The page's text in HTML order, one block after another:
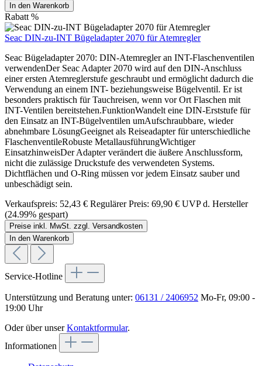
In den Warenkorb
Rabatt %
Seac DIN-zu-INT Bügeladapter 2070 für Atemregler
Seac Bügeladapter 2070: DIN-Atemregler an INT-Flaschenventilen
verwendenDer Seac Adapter 2070 wird auf den DIN-Anschluss
einer ersten Atemreglerstufe geschraubt und ermöglicht dadurch die
Verwendung an einem INT- beziehungsweise Bügelventil. Er ist
besonders praktisch für Tauchreisen, wenn vor Ort Flaschen mit
INT-Ventilen bereitstehen.FunktionWandelt eine DIN-Erststufe für
den Einsatz an INT-Bügelventilen umAufschraubbare, wieder
abnehmbare LösungGeeignet als Reiseadapter für unterschiedliche
FlaschenventileRobuste MetallausführungWichtiger
EinsatzhinweisDer Adapter verändert die äußere Anschlussform,
nicht die zulässige Druckstufe des verwendeten Systems.
Dichtflächen und O-Ring müssen vor jedem Einsatz sauber und
unbeschädigt sein.
Verkaufspreis: 52,43 € Regulärer Preis: 69,90 € UVP d. Hersteller
(24.99% gespart)
Preise inkl. MwSt. zzgl. Versandkosten
In den Warenkorb
Service-Hotline
Unterstützung und Beratung unter: 06131 / 2406952 Mo-Fr, 09:00 -
19:00 Uhr
Oder über unserKontaktformular.
Informationen